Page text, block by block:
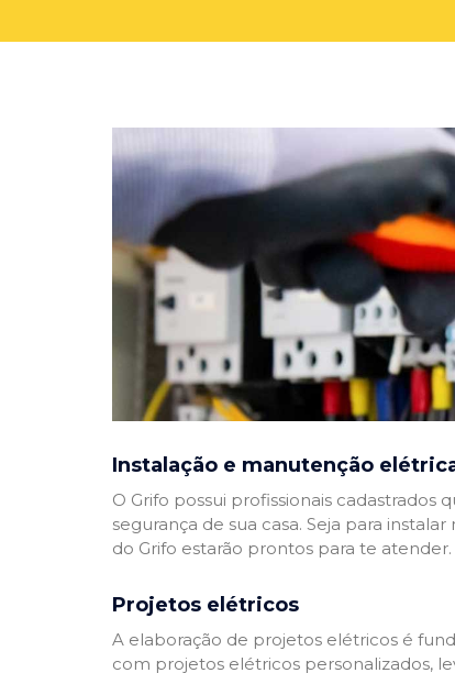
Instalação e manutenção
O Grifo possui profissionais
segurança de sua casa. Seja para
do Grifo estarão prontos para te atender.
Projetos elétricos
A elaboração de projetos elétricos é
com projetos elétricos personalizados,